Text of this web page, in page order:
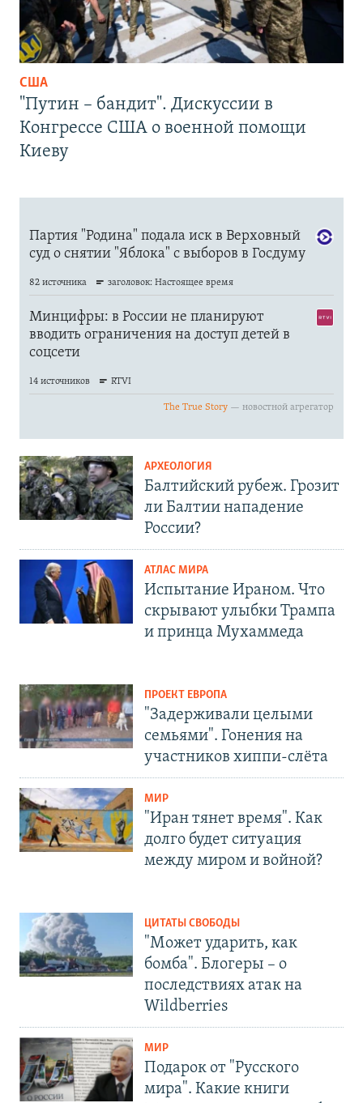
США
"Путин – бандит". Дискуссии в
Конгрессе США о военной помощи
Киеву
АРХЕОЛОГИЯ
Балтийский рубеж. Грозит
ли Балтии нападение
России?
АТЛАС МИРА
Испытание Ираном. Что
скрывают улыбки Трампа
и принца Мухаммеда
ПРОЕКТ ЕВРОПА
"Задерживали целыми
семьями". Гонения на
участников хиппи-слёта
МИР
"Иран тянет время". Как
долго будет ситуация
между миром и войной?
ЦИТАТЫ СВОБОДЫ
"Может ударить, как
бомба". Блогеры – о
последствиях атак на
Wildberries
МИР
Подарок от "Русского
мира". Какие книги